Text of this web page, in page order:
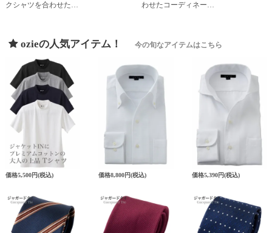
クシャツを合わせた…
わせたコーディネー…
ozieの人気アイテム！ 今の旬なアイテムはこちら
価格5,500円(税込) 価格8,800円(税込) 価格5,390円(税込)